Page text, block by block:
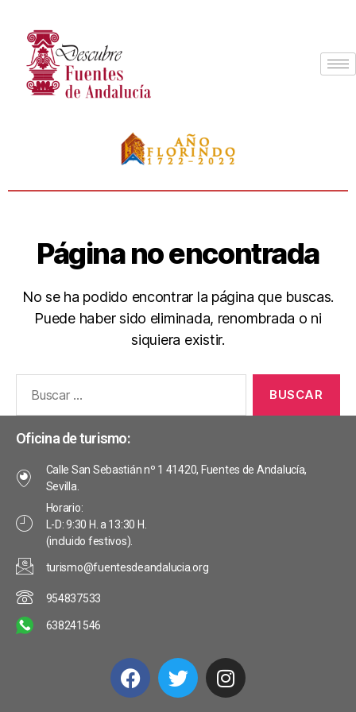
Página no encontrada
No se ha podido encontrar la página que buscas.
Puede haber sido eliminada, renombrada o ni
siquiera existir.
Oficina de turismo:
Calle San Sebastián nº 1 41420, Fuentes de Andalucía,
Sevilla.
Horario:
L-D: 9:30 H. a 13:30 H.
(incluido festivos).
turismo@fuentesdeandalucia.org
954837533
638241546